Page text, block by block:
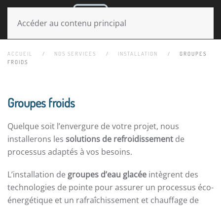
Accéder au contenu principal
ACCUEIL NOS SERVICES INSTALLATION
GROUPES
FROIDS
Groupes froids
Quelque soit l’envergure de votre projet, nous
installerons les solutions de refroidissement de
processus adaptés à vos besoins.
L’installation de groupes d’eau glacée intègrent des
technologies de pointe pour assurer un processus éco-
énergétique et un rafraîchissement et chauffage de